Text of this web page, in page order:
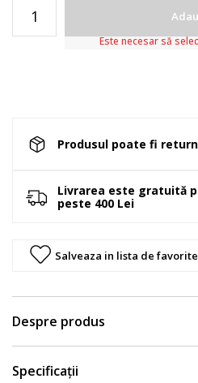
Este necesar să
Produsul poate fi
Livrarea este gratuită
peste 400 Lei
Salveaza in lista de favorite
Despre produs
Specificații